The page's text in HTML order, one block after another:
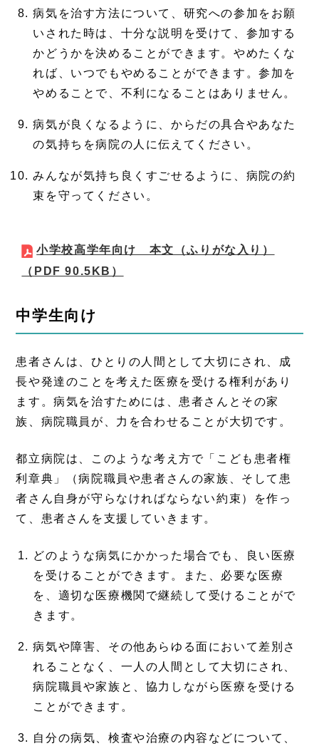
病気を治す方法について、研究への参加をお願
いされた時は、十分な説明を受けて、参加する
かどうかを決めることができます。やめたくな
れば、いつでもやめることができます。参加を
やめることで、不利になることはありません。
病気が良くなるように、からだの具合やあなた
の気持ちを病院の人に伝えてください。
みんなが気持ち良くすごせるように、病院の約
束を守ってください。
小学校高学年向け 本文（ふりがな入り）
（PDF 90.5KB）
中学生向け
患者さんは、ひとりの人間として大切にされ、成
長や発達のことを考えた医療を受ける権利があり
ます。病気を治すためには、患者さんとその家
族、病院職員が、力を合わせることが大切です。
都立病院は、このような考え方で「こども患者権
利章典」（病院職員や患者さんの家族、そして患
者さん自身が守らなければならない約束）を作っ
て、患者さんを支援していきます。
どのような病気にかかった場合でも、良い医療
を受けることができます。また、必要な医療
を、適切な医療機関で継続して受けることがで
きます。
病気や障害、その他あらゆる面において差別さ
れることなく、一人の人間として大切にされ、
病院職員や家族と、協力しながら医療を受ける
ことができます。
自分の病気、検査や治療の内容などについて、